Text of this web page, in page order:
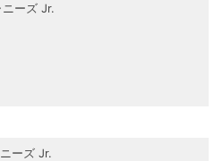
ーズ Jr.
ーズ Jr.